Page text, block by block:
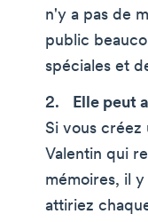
n'y a pas de
public
spéciales et
Elle peut
Si vous créez
Valentin qui
mémoires, il
attiriez